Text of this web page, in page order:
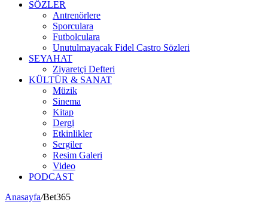
SÖZLER
Antrenörlere
Sporculara
Futbolculara
Unutulmayacak Fidel Castro Sözleri
SEYAHAT
Ziyaretçi Defteri
KÜLTÜR & SANAT
Müzik
Sinema
Kitap
Dergi
Etkinlikler
Sergiler
Resim Galeri
Video
PODCAST
Anasayfa/Bet365